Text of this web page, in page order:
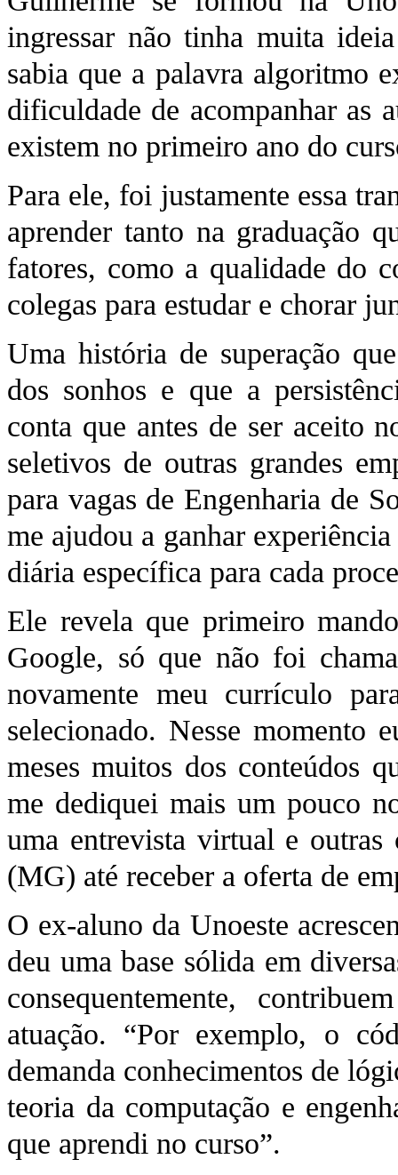
ingressar não tinha muita
sabia que a palavra algoritmo
dificuldade de acompanhar as
existem no primeiro ano do
Para ele, foi justamente essa
aprender tanto na graduação
fatores, como a qualidade do
colegas para estudar e chorar
Uma história de superação
dos sonhos e que a
conta que antes de ser aceito
seletivos de outras grandes
para vagas de Engenharia de
me ajudou a ganhar
diária específica para cada
Ele revela que primeiro
Google, só que não foi
novamente meu currículo
selecionado. Nesse momento
meses muitos dos conteúdos
me dediquei mais um pouco
uma entrevista virtual e
(MG) até receber a oferta de
O ex-aluno da Unoeste
deu uma base sólida em
consequentemente,
atuação. “Por exemplo, o
demanda conhecimentos de
teoria da computação e
que aprendi no curso”.